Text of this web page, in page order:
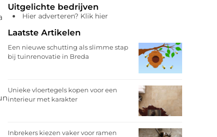
Uitgelichte bedrijven
Hier adverteren? Klik hier
Laatste Artikelen
Een nieuwe schutting als slimme stap
bij tuinrenovatie in Breda
Unieke vloertegels kopen voor een
interieur met karakter
Inbrekers kiezen vaker voor ramen